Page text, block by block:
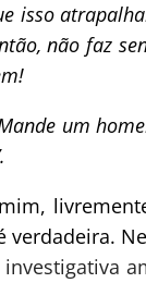
isso
não faz
um
verdadeira.